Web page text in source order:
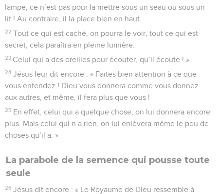
lampe, ce n’est pas pour la mettre sous un seau ou sous un
lit ! Au contraire, il la place bien en haut.
22 Tout ce qui est caché, on pourra le voir, tout ce qui est
secret, cela paraîtra en pleine lumière.
23 Celui qui a des oreilles pour écouter, qu’il écoute ! »
24 Jésus leur dit encore : « Faites bien attention à ce que
vous entendez ! Dieu vous donnera comme vous donnez
aux autres, et même, il fera plus que vous !
25 En effet, celui qui a quelque chose, on lui donnera encore
plus. Mais celui qui n’a rien, on lui enlèvera même le peu de
choses qu’il a. »
La parabole de la semence qui pousse toute
seule
26 Jésus dit encore : « Le Royaume de Dieu ressemble à